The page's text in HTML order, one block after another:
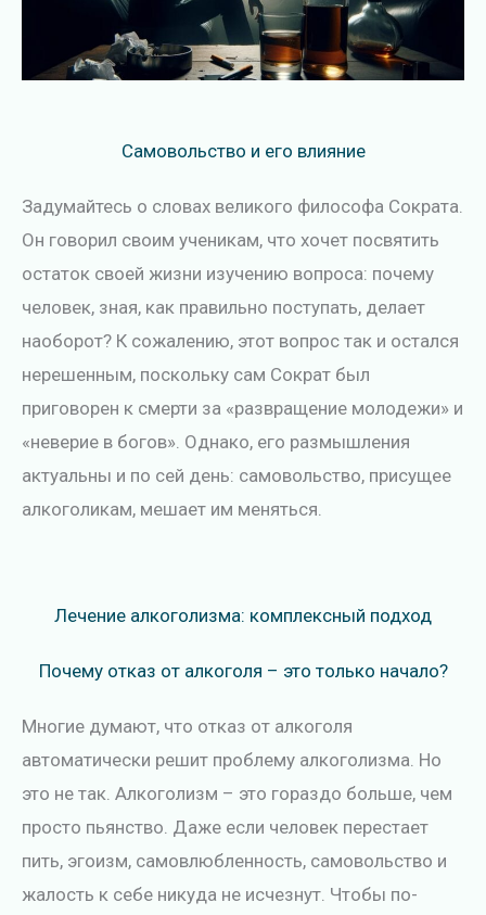
Самовольство и его влияние
Задумайтесь о словах великого философа Сократа.
Он говорил своим ученикам, что хочет посвятить
остаток своей жизни изучению вопроса: почему
человек, зная, как правильно поступать, делает
наоборот? К сожалению, этот вопрос так и остался
нерешенным, поскольку сам Сократ был
приговорен к смерти за «развращение молодежи» и
«неверие в богов». Однако, его размышления
актуальны и по сей день: самовольство, присущее
алкоголикам, мешает им меняться.
Лечение алкоголизма: комплексный подход
Почему отказ от алкоголя – это только начало?
Многие думают, что отказ от алкоголя
автоматически решит проблему алкоголизма. Но
это не так. Алкоголизм – это гораздо больше, чем
просто пьянство. Даже если человек перестает
пить, эгоизм, самовлюбленность, самовольство и
жалость к себе никуда не исчезнут. Чтобы по-